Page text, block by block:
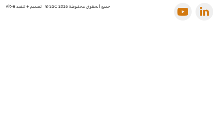
جميع الحقوق محفوظة SSC 2026 © تصميم + تنفيذ vit-e